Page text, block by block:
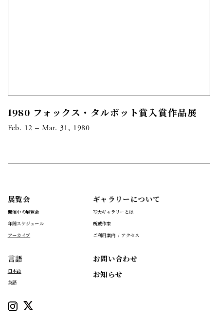
1980 フォックス・タルボット賞入賞作品展
Feb. 12 – Mar. 31, 1980
展覧会
開催中の展覧会
年間スケジュール
アーカイブ
言語
日本語
英語
ギャラリーについて
写大ギャラリーとは
所蔵作家
ご利用案内 / アクセス
お問い合わせ
お知らせ